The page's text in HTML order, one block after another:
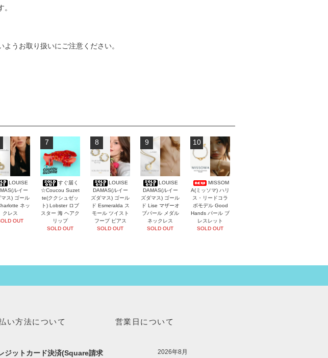
うお取り扱いにご注意ください。
LOUISE
ルイー
マス) ゴール
ネッ
クレス
OUT
7
すぐ届く
☆Coucou Suzet
te(ククシュゼッ
ト) Lobster ロブ
スター 海 ヘアク
リップ
SOLD OUT
8
LOUISE
DAMAS(ルイー
ズダマス) ゴール
ド Esmeralda ス
モール ツイスト
フープ ピアス
SOLD OUT
9
LOUISE
DAMAS(ルイー
ズダマス) ゴール
ド Lise マザーオ
ブパール メダル
ネックレス
SOLD OUT
10
MISSOM
A(ミッソマ) ハリ
ス・リードコラ
ボモデル Good
Hands パール ブ
レスレット
SOLD OUT
い方法について
ジットカード決済(Square請求
営業日について
2026年8月